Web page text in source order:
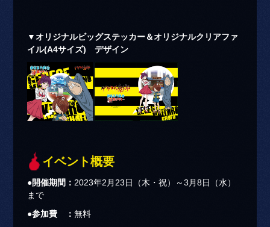
▼オリジナルビッグステッカー＆オリジナルクリアファ
イル(A4サイズ) デザイン
イベント概要
●開催期間： 2023年2月23日（木・祝）～3月8日（水）
まで
●参加費 ：無料